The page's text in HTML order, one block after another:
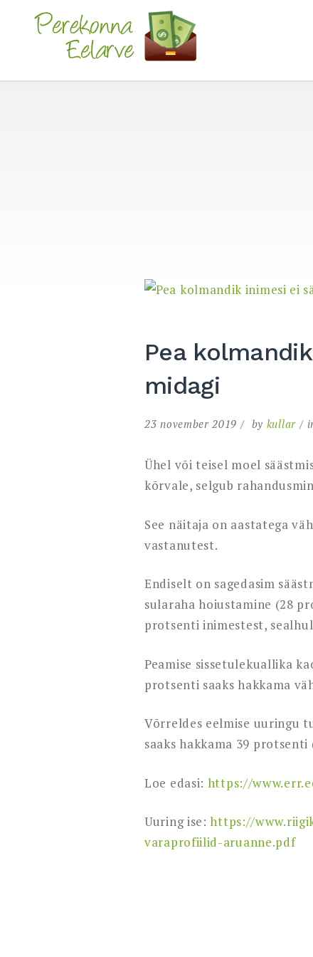
Perekonna Eelarve
Pea
midagi
23 november 2019 by kullar
Ühel või teisel moel
kõrvale, selgub
See näitaja on aastatega
vastanutest.
Endiselt on sagedasim
sularaha hoiustamine (28
protsenti inimestest,
Peamise sissetulekuallika
protsenti saaks hakkama
Võrreldes eelmise uuringu
saaks hakkama 39
Loe edasi: https://
Uuring ise:https://
varaprofiilid-aruanne.pdf